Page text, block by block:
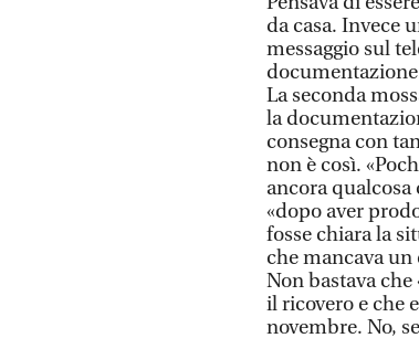
da casa. Invece
messaggio sul
La seconda
la
consegna con
non è così.
ancora
«dopo aver
fosse chiara la
che mancava
Non bastava
il ricovero e che
novembre. No,